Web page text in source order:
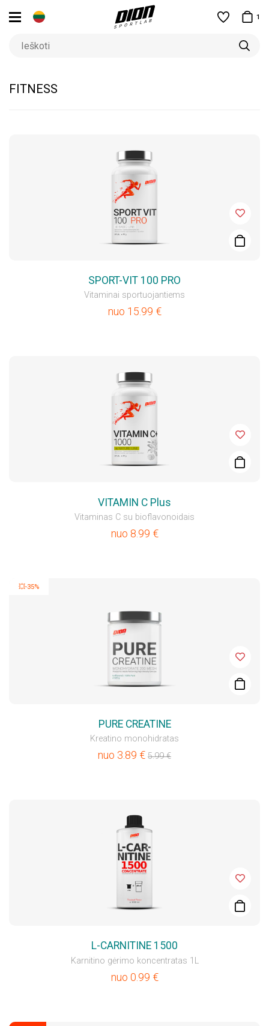
1
FITNESS
SPORT-VIT 100 PRO
Vitaminai sportuojantiems
nuo 15.99 €
VITAMIN C Plus
Vitaminas C su bioflavonoidais
nuo 8.99 €
💥-35%
PURE CREATINE
Kreatino monohidratas
nuo 3.89 € 5.99€
L-CARNITINE 1500
Karnitino gėrimo koncentratas 1L
nuo 0.99 €